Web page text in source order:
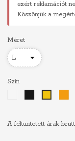
ezért reklamációt
Köszönjük a
Méret
Szín
A feltüntetett árak